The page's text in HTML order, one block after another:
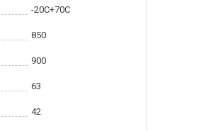
-20С+70С
850
900
63
42